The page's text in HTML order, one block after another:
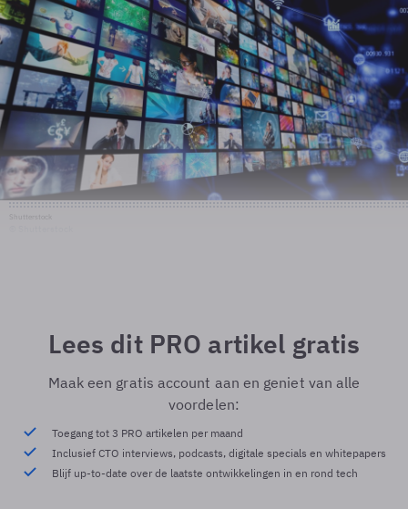
Lees dit PRO artikel gratis
Maak een gratis account aan en geniet van alle
voordelen:
Toegang tot 3 PRO artikelen per maand
Inclusief CTO interviews, podcasts, digitale specials en whitepapers
Blijf up-to-date over de laatste ontwikkelingen in en rond tech